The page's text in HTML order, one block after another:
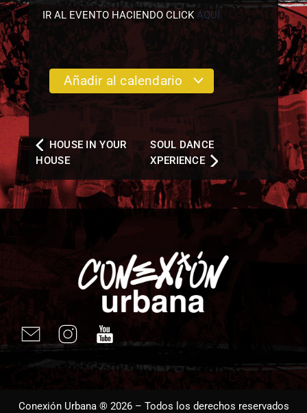
IR AL EVENTO HACIENDO CLICKAQUÍ.
Añadir al calendario
HOUSE IN YOUR
HOUSE
SOUL DANCE
XPERIENCE
Conexión Urbana ® 2026 – Todos los derechos reservados